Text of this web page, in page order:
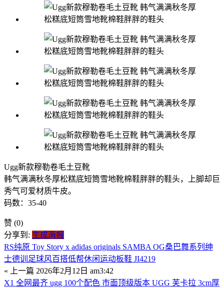
Ugg新款穆勒卷毛土豆靴
韩气满满秋冬厚松糕底短筒雪地靴棉鞋胖胖的鞋头，上脚却巨
秀气可爱材质牛皮。
码数：35-40
赞 (0)
分享到: 生成海报
RS纯原 Toy Story x adidas originals SAMBA OG桑巴舞系列绅
士德训足球风百搭低帮休闲运动板鞋 JI4219
« 上一篇 2026年2月12日 am3:42
X1 全网最齐 ugg 100个配色 市面顶级版本 UGG 芙卡拉 3cm厚